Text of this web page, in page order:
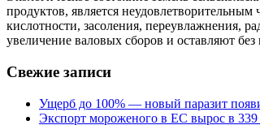
продуктов, является
кислотности, засоления, переувлажнения,
увеличение валовых сборов и оставляют без
Свежие записи
Ущерб до 100% — новый паразит
Экспорт мороженого в ЕС вырос в 339